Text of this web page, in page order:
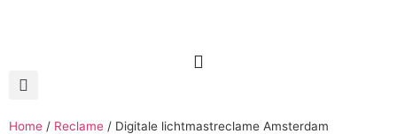
Home / Reclame / Digitale lichtmastreclame Amsterdam